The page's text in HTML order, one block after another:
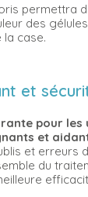
permettra
des
la case.
et
pour les
et
et erreurs
du